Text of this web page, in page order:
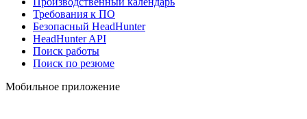
Требования к ПО
Безопасный HeadHunter
HeadHunter API
Поиск работы
Поиск по резюме
Мобильное приложение